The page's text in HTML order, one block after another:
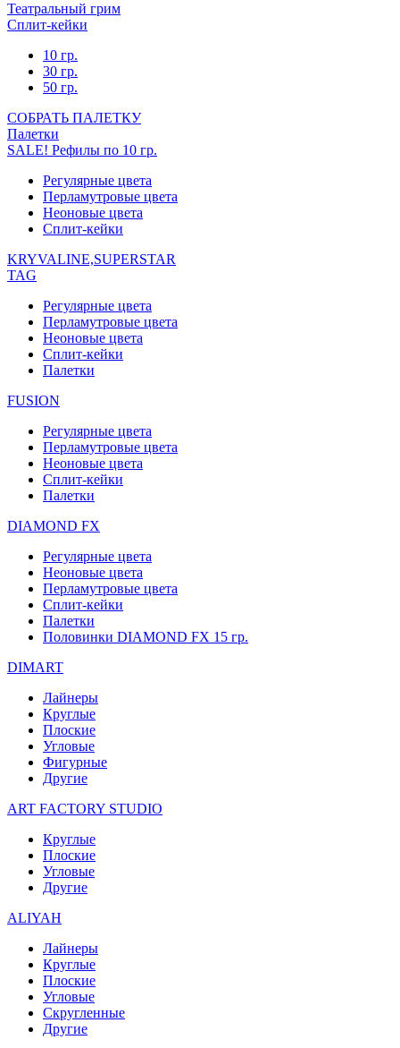
Театральный грим
Сплит-кейки
10 гр.
30 гр.
50 гр.
СОБРАТЬ ПАЛЕТКУ
Палетки
SALE! Рефилы по 10 гр.
Регулярные цвета
Перламутровые цвета
Неоновые цвета
Сплит-кейки
KRYVALINE,SUPERSTAR
TAG
Регулярные цвета
Перламутровые цвета
Неоновые цвета
Сплит-кейки
Палетки
FUSION
Регулярные цвета
Перламутровые цвета
Неоновые цвета
Сплит-кейки
Палетки
DIAMOND FX
Регулярные цвета
Неоновые цвета
Перламутровые цвета
Сплит-кейки
Палетки
Половинки DIAMOND FX 15 гр.
DIMART
Лайнеры
Круглые
Плоские
Угловые
Фигурные
Другие
ART FACTORY STUDIO
Круглые
Плоские
Угловые
Другие
ALIYAH
Лайнеры
Круглые
Плоские
Угловые
Скругленные
Другие